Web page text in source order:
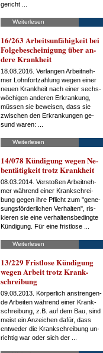
ge­richt ...
Weiterlesen
16/263 Ar­beits­un­fä­hig­keit bei
Fol­ge­be­schei­ni­gung über an­
de­re Krank­heit
18.08.2016. Ver­lan­gen Ar­beit­neh­
mer Lohn­fort­zah­lung we­gen ei­ner
neu­en Krank­heit nach ei­ner sechs­
wö­chi­gen an­de­ren Er­kran­kung,
müs­sen sie be­wei­sen, dass sie
zwi­schen den Er­kran­kun­gen ge­
sund wa­ren: ...
Weiterlesen
14/078 Kün­di­gung we­gen Ne­
ben­tä­tig­keit trotz Krank­heit
08.03.2014. Ver­sto­ßen Ar­beit­neh­
mer wäh­rend ei­ner Krank­schrei­
bung ge­gen ih­re Pflicht zum "ge­ne­
sungs­för­der­li­chen Ver­hal­ten", ris­
kie­ren sie ei­ne ver­hal­tens­be­ding­te
Kün­di­gung. Für ei­ne frist­lo­se ...
Weiterlesen
13/229 Frist­lo­se Kün­di­gung
we­gen Ar­beit trotz Krank­
schrei­bung
09.08.2013. Kör­per­lich an­stren­gen­
de Ar­bei­ten wäh­rend ei­ner Krank­
schrei­bung, z.B. auf dem Bau, sind
meist ein An­zei­chen da­für, dass
ent­we­der die Krank­schrei­bung un­
rich­tig war oder sich der ...